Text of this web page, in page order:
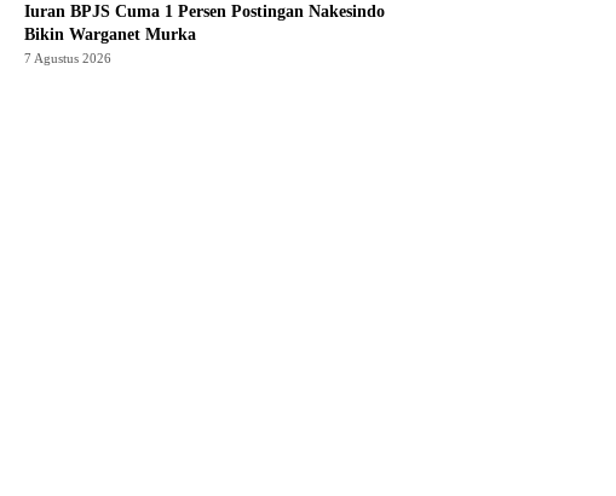
Iuran BPJS Cuma 1 Persen Postingan Nakesindo
Bikin Warganet Murka
7 Agustus 2026